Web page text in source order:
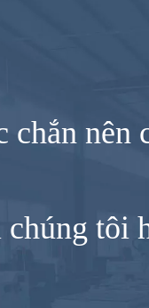
chắn nên
tôi